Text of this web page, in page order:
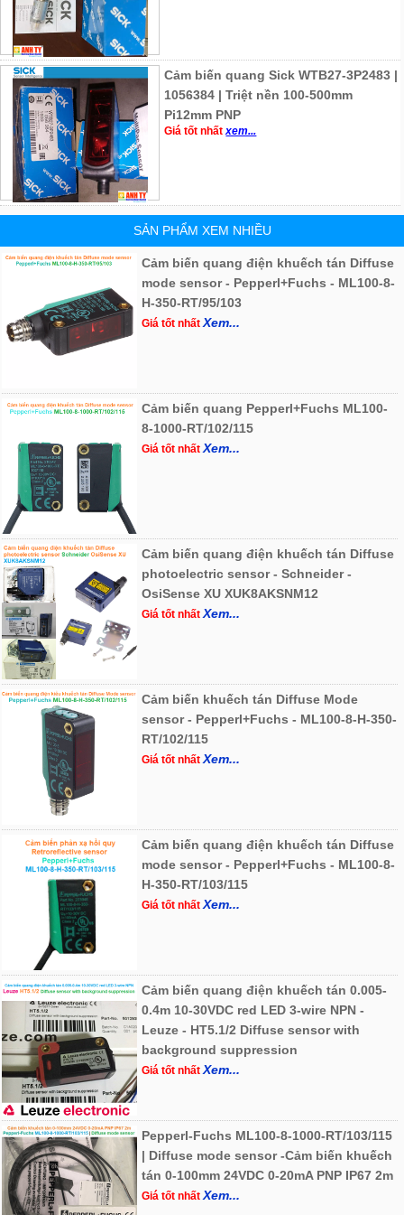
Cảm biến quang Sick WTB27-3P2483 |
1056384 | Triệt nền 100-500mm
Pi12mm PNP
Giá tốt nhấtxem...
SẢN PHẨM XEM NHIỀU
Cảm biến quang điện khuếch tán Diffuse
mode sensor - Pepperl+Fuchs - ML100-8-
H-350-RT/95/103
Giá tốt nhấtXem...
Cảm biến quang Pepperl+Fuchs ML100-
8-1000-RT/102/115
Giá tốt nhấtXem...
Cảm biến quang điện khuếch tán Diffuse
photoelectric sensor - Schneider -
OsiSense XU XUK8AKSNM12
Giá tốt nhấtXem...
Cảm biến khuếch tán Diffuse Mode
sensor - Pepperl+Fuchs - ML100-8-H-350-
RT/102/115
Giá tốt nhấtXem...
Cảm biến quang điện khuếch tán Diffuse
mode sensor - Pepperl+Fuchs - ML100-8-
H-350-RT/103/115
Giá tốt nhấtXem...
Cảm biến quang điện khuếch tán 0.005-
0.4m 10-30VDC red LED 3-wire NPN -
Leuze - HT5.1/2 Diffuse sensor with
background suppression
Giá tốt nhấtXem...
Pepperl-Fuchs ML100-8-1000-RT/103/115
| Diffuse mode sensor -Cảm biến khuếch
tán 0-100mm 24VDC 0-20mA PNP IP67 2m
Giá tốt nhấtXem...